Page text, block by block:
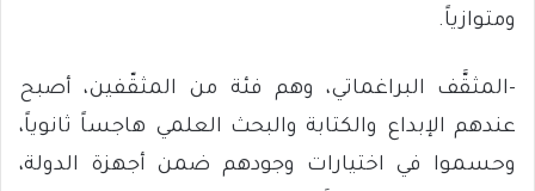
ومتوازياً.
-المثقَّف البراغماتي، وهم فئة من المثقّفين، أصبح
عندهم الإبداع والكتابة والبحث العلمي هاجساً ثانوياً،
وحسموا في اختيارات وجودهم ضمن أجهزة الدولة،